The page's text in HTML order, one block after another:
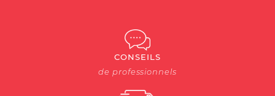
CONSEILS
de professionnels